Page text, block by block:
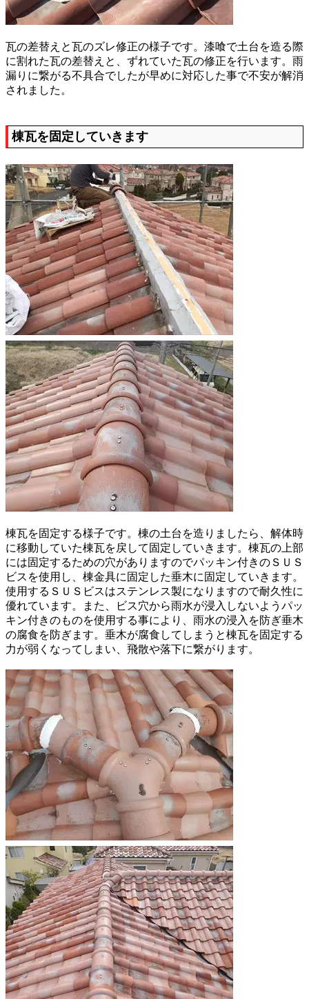
瓦の差替えと瓦のズレ修正の様子です。漆喰で土台を造る際
に割れた瓦の差替えと、ずれていた瓦の修正を行います。雨
漏りに繋がる不具合でしたが早めに対応した事で不安が解消
されました。
棟瓦を固定していきます
棟瓦を固定する様子です。棟の土台を造りましたら、解体時
に移動していた棟瓦を戻して固定していきます。棟瓦の上部
には固定するための穴がありますのでパッキン付きのＳＵＳ
ビスを使用し、棟金具に固定した垂木に固定していきます。
使用するＳＵＳビスはステンレス製になりますので耐久性に
優れています。また、ビス穴から雨水が浸入しないようパッ
キン付きのものを使用する事により、雨水の浸入を防ぎ垂木
の腐食を防ぎます。垂木が腐食してしまうと棟瓦を固定する
力が弱くなってしまい、飛散や落下に繋がります。